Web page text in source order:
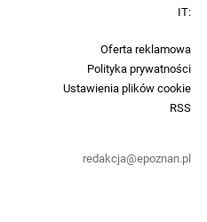
Oferta reklamowa
Polityka prywatności
Ustawienia plików cookie
RSS
redakcja@epoznan.pl
IT: